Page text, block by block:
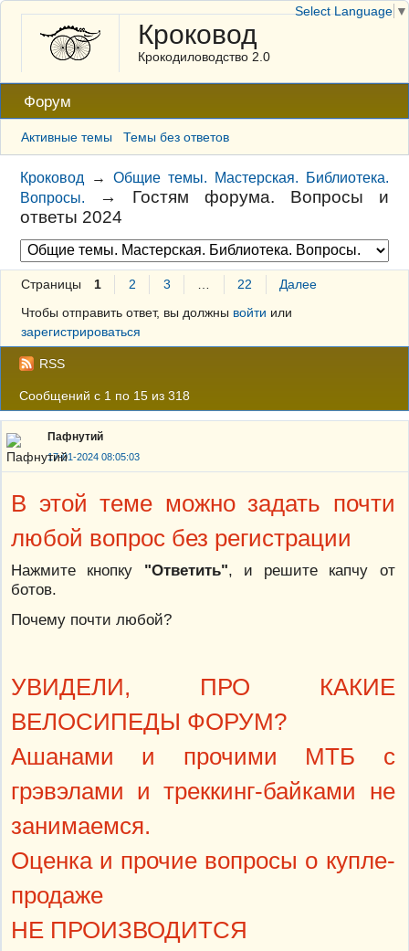
Кроковод
Крокодиловодство 2.0
Форум
Активные темы Темы без ответов
Кроковод →Общие темы. Мастерская. Библиотека.
Вопросы.
→ Гостям форума. Вопросы и
ответы 2024
Страницы 1 2 3 22
Далее
Чтобы отправить ответ, вы должны войти или
зарегистрироваться
RSS
Сообщений с 1 по 15 из 318
Пафнутий
17-01-2024 08:05:03
В этой теме можно задать почти
любой вопрос без регистрации
Нажмите кнопку "Ответить", и решите капчу от
ботов.
Почему почти любой?
УВИДЕЛИ, ПРО КАКИЕ
ВЕЛОСИПЕДЫ ФОРУМ?
Ашанами и прочими МТБ с
грэвэлами и треккинг-байками не
занимаемся.
Оценка и прочие вопросы о купле-
продаже
НЕ ПРОИЗВОДИТСЯ
Select Language ▼